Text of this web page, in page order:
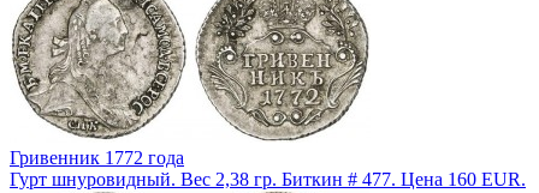
Гривенник 1772 года
Гурт шнуровидный. Вес 2,38 гр. Биткин # 477. Цена 160 EUR.